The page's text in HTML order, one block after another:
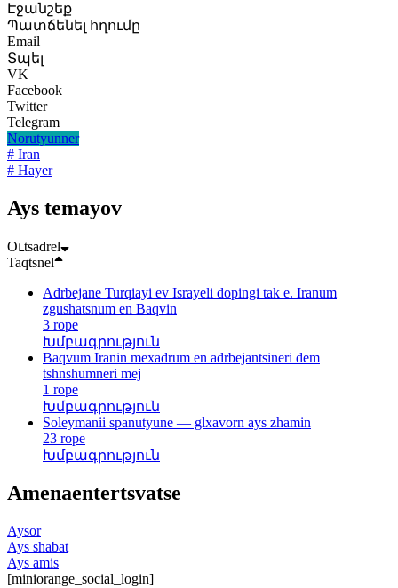
Էջանշեք
Պատճենել հղումը
Email
Տպել
VK
Facebook
Twitter
Telegram
Norutyunner
# Iran
# Hayer
Ays temayov
Oւtsadrel
Taqtsnel
Adrbejane Turqiayi ev Israyeli dopingi tak e. Iranum
zgushatsnum en Baqvin
3 rope
Խմբագրություն
Baqvum Iranin mexadrum en adrbejantsineri dem
tshnshumneri mej
1 rope
Խմբագրություն
Soleymanii spanutyune — glxavorn ays zhamin
23 rope
Խմբագրություն
Amenaentertsvatse
Aysor
Ays shabat
Ays amis
[miniorange_social_login]